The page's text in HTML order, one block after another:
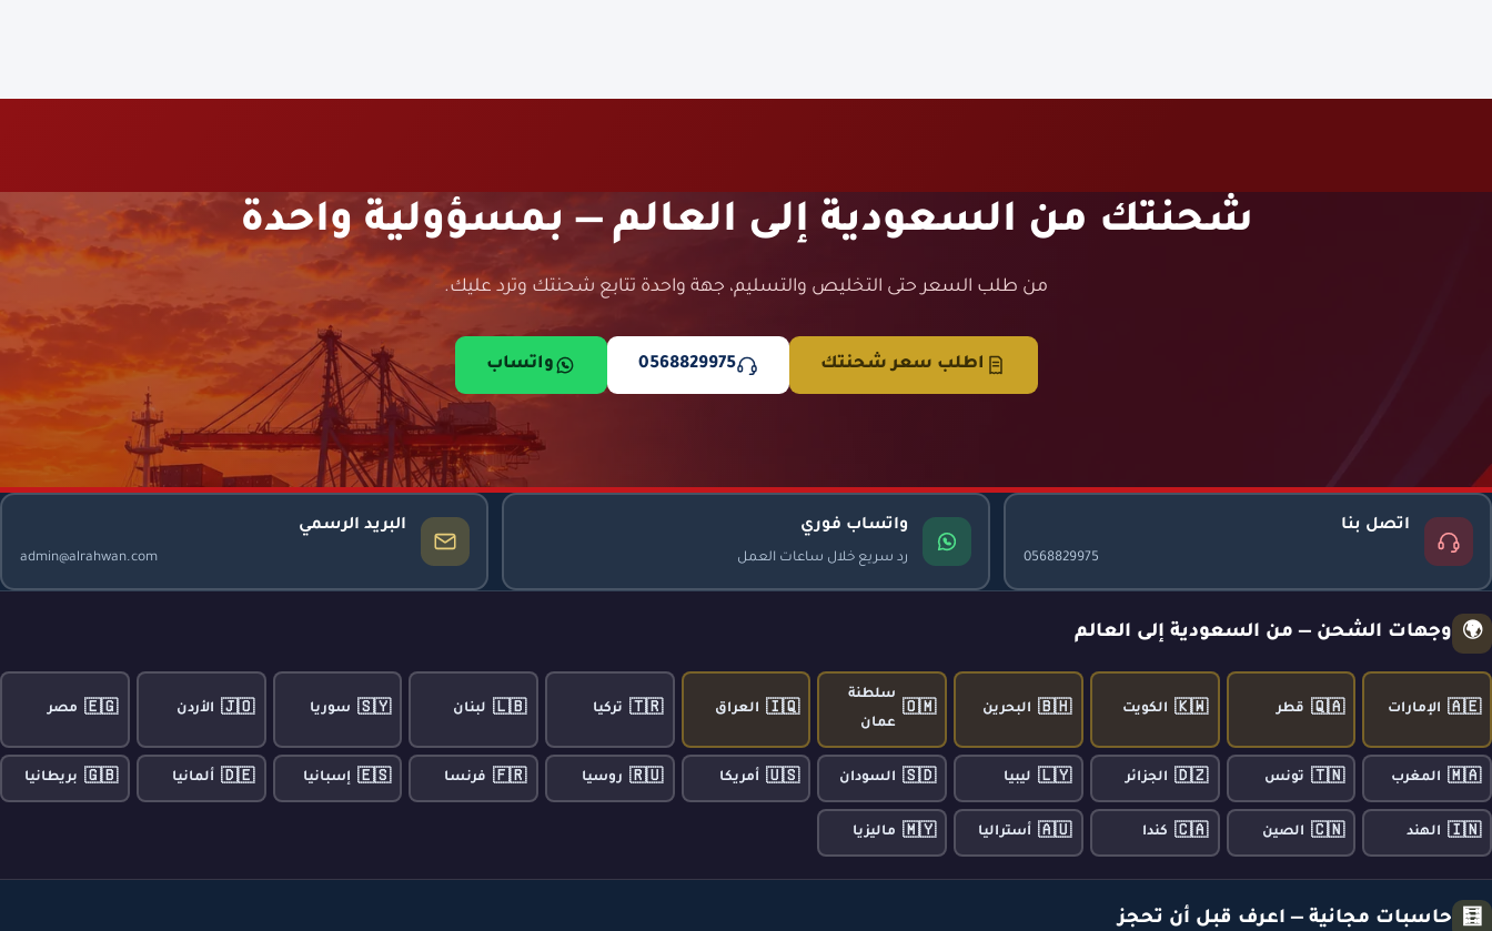
شحنتك من السعودية إلى العالم — بمسؤولية واحدة
من طلب السعر حتى التخليص والتسليم، جهة واحدة تتابع شحنتك وترد عليك.
اطلب سعر شحنتك 0568829975 واتساب
اتصل بنا
0568829975
واتساب فوري
رد سريع خلال ساعات العمل
البريد الرسمي
admin@alrahwan.com
🌍 وجهات الشحن — من السعودية إلى العالم
🇦🇪 الإمارات 🇶🇦 قطر 🇰🇼 الكويت 🇧🇭 البحرين 🇴🇲
سلطنة
عمان
🇮🇶 العراق 🇹🇷 تركيا 🇱🇧 لبنان 🇸🇾 سوريا 🇯🇴 الأردن 🇪🇬 مصر
🇲🇦 المغرب 🇹🇳 تونس 🇩🇿 الجزائر 🇱🇾 ليبيا 🇸🇩 السودان 🇺🇸 أمريكا 🇷🇺 روسيا 🇫🇷 فرنسا 🇪🇸 إسبانيا 🇩🇪 ألمانيا 🇬🇧 بريطانيا
🇮🇳 الهند 🇨🇳 الصين 🇨🇦 كندا 🇦🇺 أستراليا 🇲🇾 ماليزيا
🧮 حاسبات مجانية — اعرف قبل أن تحجز